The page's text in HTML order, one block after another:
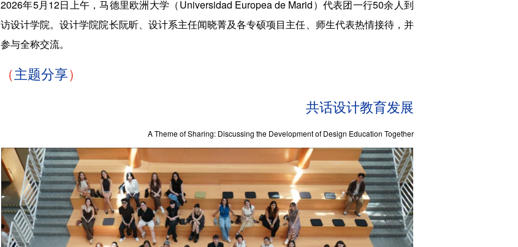
2026年5月12日上午，马德里欧洲大学（Universidad Europea de Marid）代表团一行50余人到
访设计学院。设计学院院长阮昕、设计系主任闻晓菁及各专硕项目主任、师生代表热情接待，并
参与全称交流。
（主题分享）
共话设计教育发展
A Theme of Sharing: Discussing the Development of Design Education Together